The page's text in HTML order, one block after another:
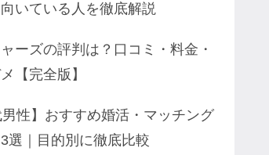
いている人を徹底解説
ーズの評判は？口コミ・料金・
【完全版】
男性】おすすめ婚活・マッチング
選｜目的別に徹底比較